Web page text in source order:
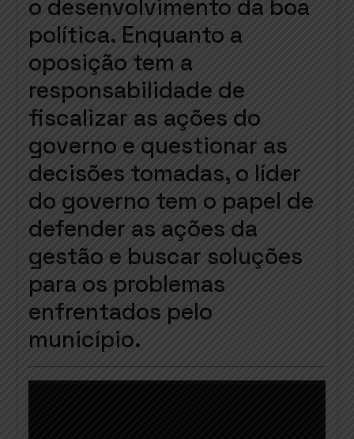
o desenvolvimento da boa
política. Enquanto a
oposição tem a
responsabilidade de
fiscalizar as ações do
governo e questionar as
decisões tomadas, o líder
do governo tem o papel de
defender as ações da
gestão e buscar soluções
para os problemas
enfrentados pelo
município.